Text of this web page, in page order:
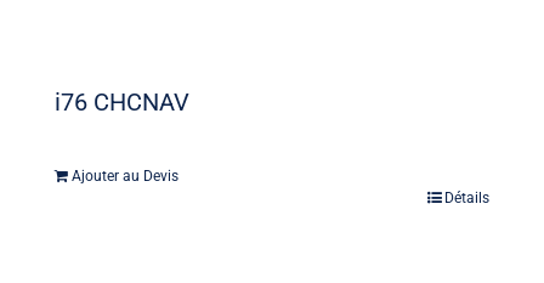
i76 CHCNAV
Ajouter au Devis
Détails